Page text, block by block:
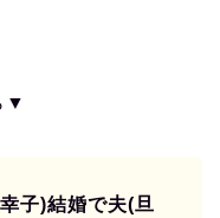
▼
子)結婚で夫(旦